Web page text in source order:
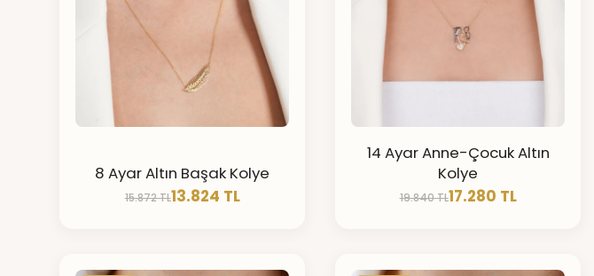
8 Ayar Altın Başak Kolye
15.872 TL13.824 TL
14 Ayar Anne-Çocuk Altın
Kolye
19.840 TL17.280 TL